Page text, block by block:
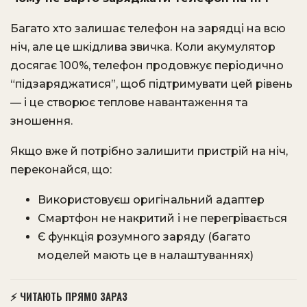
Багато хто залишає телефон на зарядці на всю
ніч, але це шкідлива звичка. Коли акумулятор
досягає 100%, телефон продовжує періодично
“підзаряджатися”, щоб підтримувати цей рівень
— і це створює теплове навантаження та
зношення.
Якщо вже й потрібно залишити пристрій на ніч,
переконайся, що:
Використовуєш оригінальний адаптер
Смартфон не накритий і не перегрівається
Є функція розумного заряду (багато
моделей мають це в налаштуваннях)
⚡ ЧИТАЮТЬ ПРЯМО ЗАРАЗ